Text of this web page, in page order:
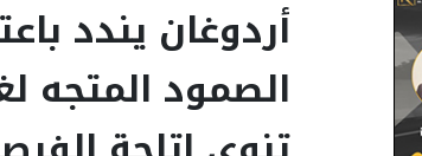
أردوغان يندد
الصمود المتجه